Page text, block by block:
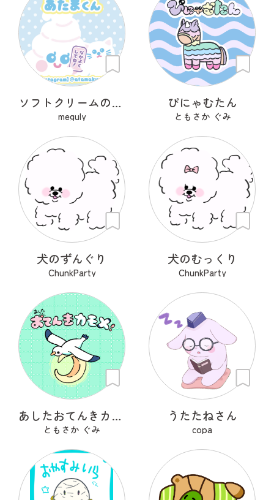
ソフトクリームのあたまくん
meguly
ぴにゃむたん
ともさか ぐみ
犬のずんぐり
ChunkParty
犬のむっくり
ChunkParty
あしたおてんきカモメ
ともさか ぐみ
うたたねさん
copa